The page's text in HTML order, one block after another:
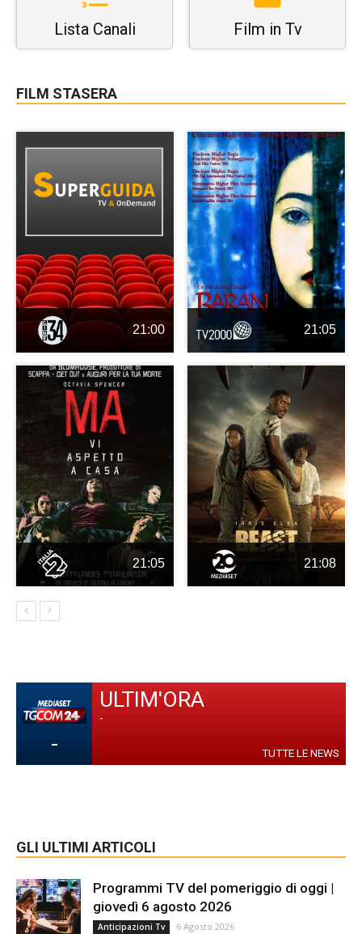
Lista Canali Film in Tv
FILM STASERA
21:00 21:05
21:05 21:08
-
ULTIM'ORA
-
TUTTE LE NEWS
GLI ULTIMI ARTICOLI
Programmi TV del pomeriggio di oggi |
giovedì 6 agosto 2026
Anticipazioni Tv 6 Agosto 2026